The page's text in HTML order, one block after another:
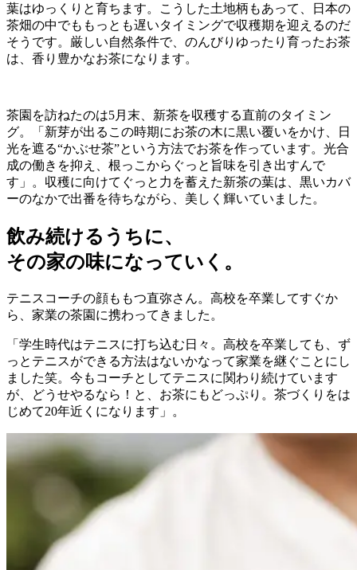
葉はゆっくりと育ちます。こうした土地柄もあって、日本の
茶畑の中でももっとも遅いタイミングで収穫期を迎えるのだ
そうです。厳しい自然条件で、のんびりゆったり育ったお茶
は、香り豊かなお茶になります。
茶園を訪ねたのは5月末、新茶を収穫する直前のタイミン
グ。「新芽が出るこの時期にお茶の木に黒い覆いをかけ、日
光を遮る“かぶせ茶”という方法でお茶を作っています。光合
成の働きを抑え、根っこからぐっと旨味を引き出すんで
す」。収穫に向けてぐっと力を蓄えた新茶の葉は、黒いカバ
ーのなかで出番を待ちながら、美しく輝いていました。
飲み続けるうちに、
その家の味になっていく。
テニスコーチの顔ももつ直弥さん。高校を卒業してすぐか
ら、家業の茶園に携わってきました。
「学生時代はテニスに打ち込む日々。高校を卒業しても、ず
っとテニスができる方法はないかなって家業を継ぐことにし
ました笑。今もコーチとしてテニスに関わり続けています
が、どうせやるなら！と、お茶にもどっぷり。茶づくりをは
じめて20年近くになります」。